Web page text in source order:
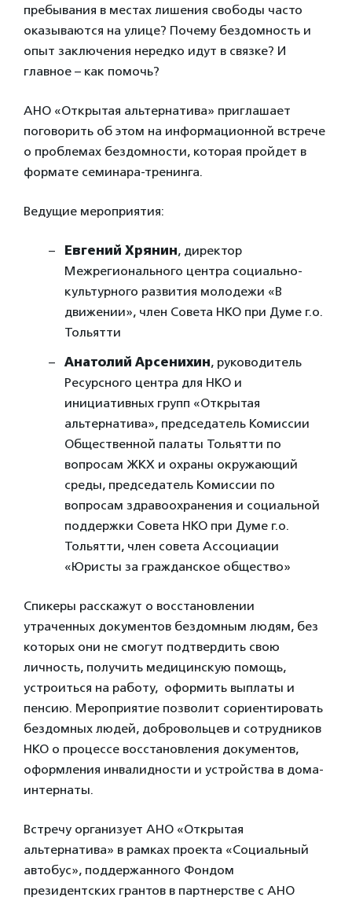
пребывания в местах лишения свободы часто
оказываются на улице? Почему бездомность и
опыт заключения нередко идут в связке? И
главное – как помочь?
АНО «Открытая альтернатива» приглашает
поговорить об этом на информационной встрече
о проблемах бездомности, которая пройдет в
формате семинара-тренинга.
Ведущие мероприятия:
Евгений Хрянин, директор
Межрегионального центра социально-
культурного развития молодежи «В
движении», член Совета НКО при Думе г.о.
Тольятти
Анатолий Арсенихин, руководитель
Ресурсного центра для НКО и
инициативных групп «Открытая
альтернатива», председатель Комиссии
Общественной палаты Тольятти по
вопросам ЖКХ и охраны окружающий
среды, председатель Комиссии по
вопросам здравоохранения и социальной
поддержки Совета НКО при Думе г.о.
Тольятти, член совета Ассоциации
«Юристы за гражданское общество»
Спикеры расскажут о восстановлении
утраченных документов бездомным людям, без
которых они не смогут подтвердить свою
личность, получить медицинскую помощь,
устроиться на работу, оформить выплаты и
пенсию. Мероприятие позволит сориентировать
бездомных людей, добровольцев и сотрудников
НКО о процессе восстановления документов,
оформления инвалидности и устройства в дома-
интернаты.
Встречу организует АНО «Открытая
альтернатива» в рамках проекта «Социальный
автобус», поддержанного Фондом
президентских грантов в партнерстве с АНО